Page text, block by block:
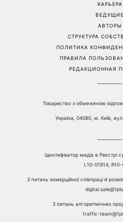
КАРЬЕРА
ВЕДУЩИЕ
АВТОРЫ
СТРУКТУРА
ПОЛИТИКА
ПРАВИЛА
РЕДАКЦИОННАЯ
Товариство з обмеженою
Україна, 04080, м. Київ,
Ідентифікатор медіа в Реєстрі
L10-01914, R10-
З питань комерційної співпраці й
З питань алгоритмічних
traffic-